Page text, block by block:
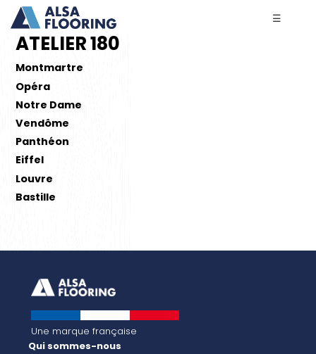
☰
ATELIER 180
Montmartre
Opéra
Notre Dame
Vendôme
Panthéon
Eiffel
Louvre
Bastille
Une marque française
Qui sommes-nous